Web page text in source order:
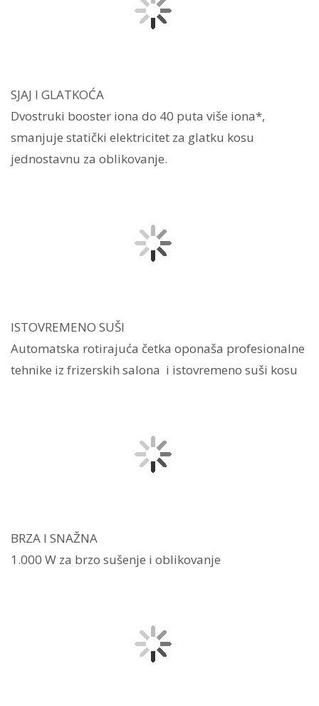
SJAJ I GLATKOĆA
Dvostruki booster iona do 40 puta više iona*,
smanjuje statički elektricitet za glatku kosu
jednostavnu za oblikovanje.
ISTOVREMENO SUŠI
Automatska rotirajuća četka oponaša profesionalne
tehnike iz frizerskih salona i istovremeno suši kosu
BRZA I SNAŽNA
1.000 W za brzo sušenje i oblikovanje